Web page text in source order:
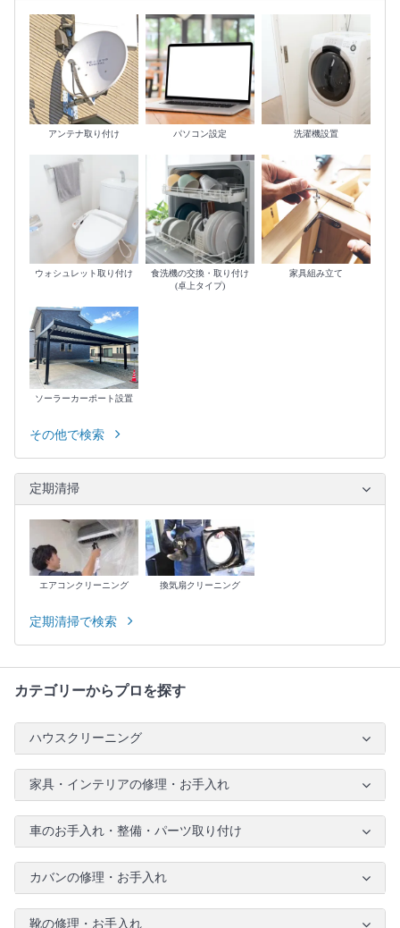
アンテナ取り付け パソコン設定 洗濯機設置
ウォシュレット取り付け
食洗機の交換・取り付け
(卓上タイプ)
家具組み立て
ソーラーカーポート設置
その他で検索
定期清掃
エアコンクリーニング 換気扇クリーニング
定期清掃で検索
カテゴリーからプロを探す
ハウスクリーニング
家具・インテリアの修理・お手入れ
車のお手入れ・整備・パーツ取り付け
カバンの修理・お手入れ
靴の修理・お手入れ